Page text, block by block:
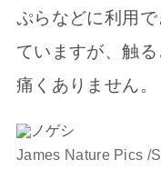
ぷらなどに利用
ていますが、触
痛くありません。
James Nature Pics /